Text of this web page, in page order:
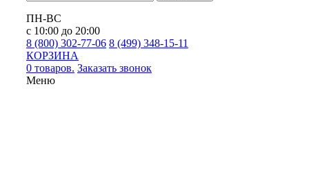
ПН-ВС
с 10:00 до 20:00
8 (800) 302-77-06 8 (499) 348-15-11
КОРЗИНА
0 товаров. Заказать звонок
Меню